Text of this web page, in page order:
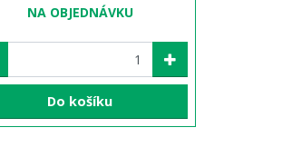
NA OBJEDNÁVKU
Do košíku